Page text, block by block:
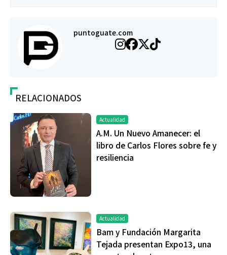
puntoguate.com
RELACIONADOS
Actualidad
A.M. Un Nuevo Amanecer: el
libro de Carlos Flores sobre fe y
resiliencia
Actualidad
Bam y Fundación Margarita
Tejada presentan Expo13, una